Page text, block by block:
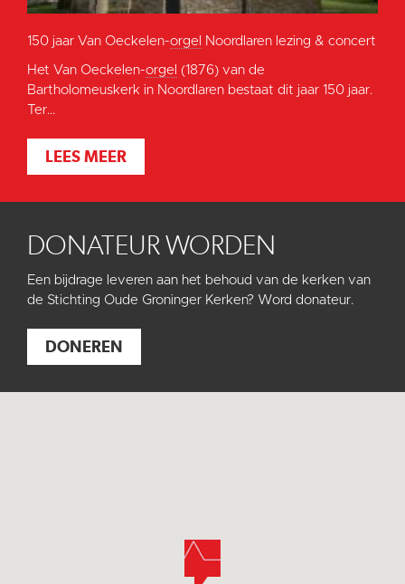
150 jaar Van Oeckelen-orgel Noordlaren lezing & concert
Het Van Oeckelen-orgel (1876) van de
Bartholomeuskerk in Noordlaren bestaat dit jaar 150 jaar.
Ter...
LEES MEER
DONATEUR WORDEN
Een bijdrage leveren aan het behoud van de kerken van
de Stichting Oude Groninger Kerken? Word donateur.
DONEREN